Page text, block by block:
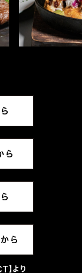
ら
ら
】 より